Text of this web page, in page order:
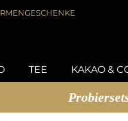
TEE KAKAO &